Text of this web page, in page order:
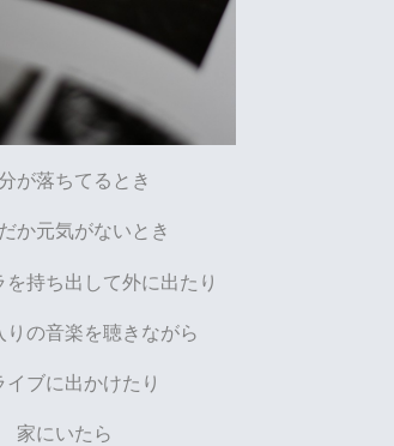
が落ちてるとき
か元気がないとき
を持ち出して外に出たり
りの音楽を聴きながら
イブに出かけたり
家にいたら